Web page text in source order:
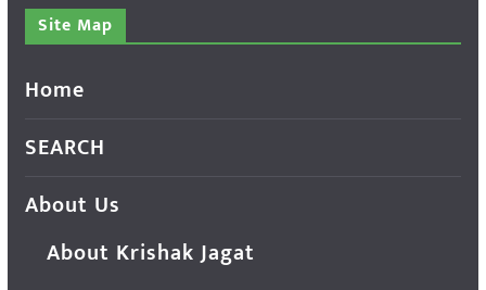
Site Map
Home
SEARCH
About Us
About Krishak Jagat